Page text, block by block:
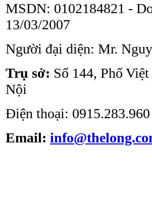
MSDN: 0102184821 -
13/03/2007
Người đại diện: Mr.
Trụ sở: Số 144, Phố
Nội
Điện thoại:
Email: